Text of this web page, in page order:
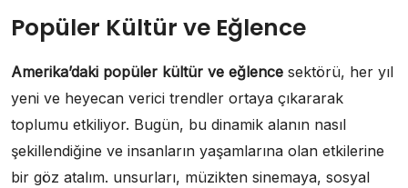
Popüler Kültür ve Eğlence
Amerika’daki popüler kültür ve eğlence sektörü, her yıl
yeni ve heyecan verici trendler ortaya çıkararak
toplumu etkiliyor. Bugün, bu dinamik alanın nasıl
şekillendiğine ve insanların yaşamlarına olan etkilerine
bir göz atalım. unsurları, müzikten sinemaya, sosyal